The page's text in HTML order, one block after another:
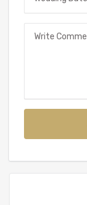
Mensagem